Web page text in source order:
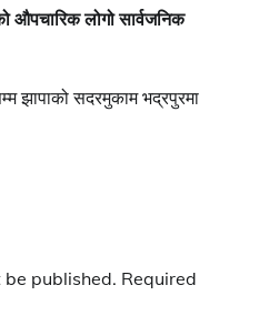
लोगो सार्वजनिक
झापाको सदरमुकाम भद्रपुरमा
published. Required